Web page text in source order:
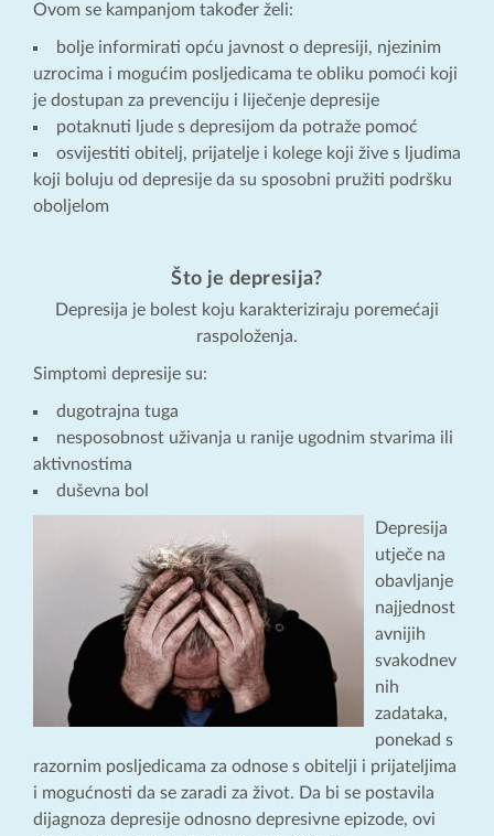
Ovom se kampanjom također želi:
bolje informirati opću javnost o depresiji, njezinim
uzrocima i mogućim posljedicama te obliku pomoći koji
je dostupan za prevenciju i liječenje depresije
potaknuti ljude s depresijom da potraže pomoć
osvijestiti obitelj, prijatelje i kolege koji žive s ljudima
koji boluju od depresije da su sposobni pružiti podršku
oboljelom
Što je depresija?
Depresija je bolest koju karakteriziraju poremećaji
raspoloženja.
Simptomi depresije su:
dugotrajna tuga
nesposobnost uživanja u ranije ugodnim stvarima ili
aktivnostima
duševna bol
Depresija
utječe na
obavljanje
najjednost
avnijih
svakodnev
nih
zadataka,
ponekad s
razornim posljedicama za odnose s obitelji i prijateljima
i mogućnosti da se zaradi za život. Da bi se postavila
dijagnoza depresije odnosno depresivne epizode, ovi